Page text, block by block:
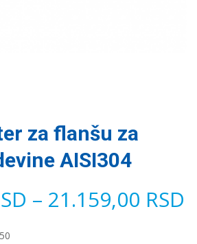
za flanšu za
AISI304
– 21.159,00 RSD